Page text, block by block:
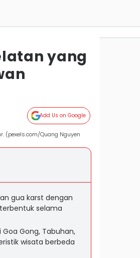
yang
Add Us on Google
(pexels.com/Quang Nguyen
gua karst dengan
selama
Gong, Tabuhan,
wisata berbeda